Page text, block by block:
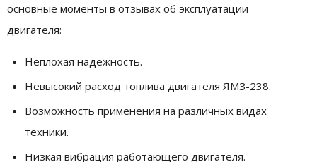
основные моменты в отзывах об эксплуатации
двигателя:
Неплохая надежность.
Невысокий расход топлива двигателя ЯМЗ-238.
Возможность применения на различных видах
техники.
Низкая вибрация работающего двигателя.